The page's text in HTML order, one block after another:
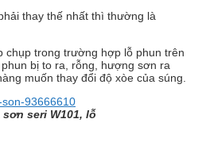
thay thế nhất thì thường là
chụp trong trường hợp lỗ phun trên
bị to ra, rỗng, hượng sơn ra
muốn thay đổi độ xòe của súng.
seri W101, lỗ